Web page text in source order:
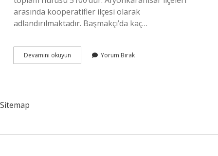
arasında kooperatifler ilçesi olarak
adlandırılmaktadır. Başmakçı’da kaç…
Devamını okuyun Başmakçı
Nereye
Yorum Bırak
Sitemap